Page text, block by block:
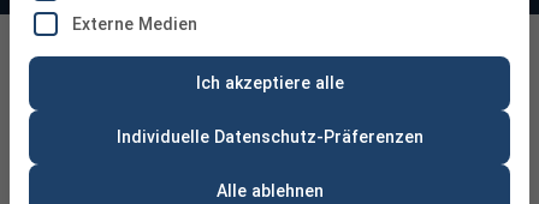
20 kW Wechselrichter
Externe Medien
Ich akzeptiere alle
Individuelle Datenschutz-Präferenzen
Alle ablehnen